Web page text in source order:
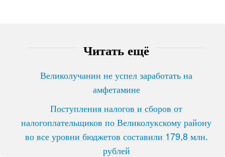
Читать ещё
Великолучанин не успел заработать на
амфетамине
Поступления налогов и сборов от
налогоплательщиков по Великолукскому району
во все уровни бюджетов составили 179,8 млн.
рублей